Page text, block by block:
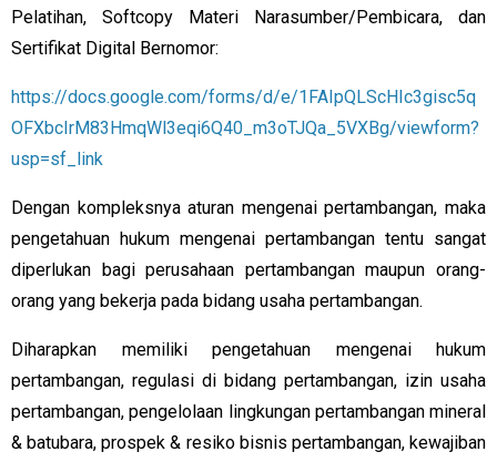
Pelatihan, Softcopy Materi Narasumber/Pembicara, dan
Sertifikat Digital Bernomor:
https://docs.google.com/forms/d/e/1FAIpQLScHIc3gisc5q
OFXbcIrM83HmqWl3eqi6Q40_m3oTJQa_5VXBg/viewform?
usp=sf_link
Dengan kompleksnya aturan mengenai pertambangan, maka
pengetahuan hukum mengenai pertambangan tentu sangat
diperlukan bagi perusahaan pertambangan maupun orang-
orang yang bekerja pada bidang usaha pertambangan.
Diharapkan memiliki pengetahuan mengenai hukum
pertambangan, regulasi di bidang pertambangan, izin usaha
pertambangan, pengelolaan lingkungan pertambangan mineral
& batubara, prospek & resiko bisnis pertambangan, kewajiban